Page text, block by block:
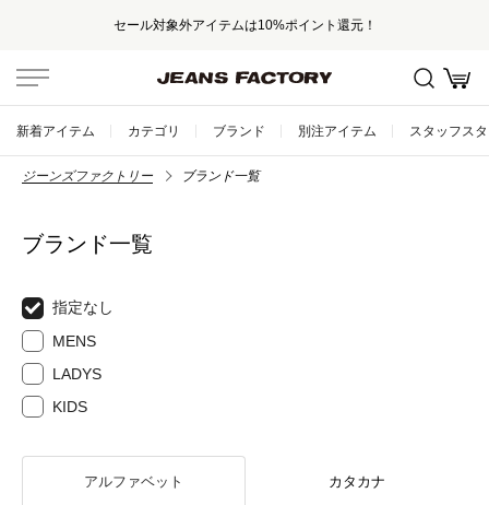
セール対象外アイテムは10%ポイント還元！
新着アイテム カテゴリ ブランド 別注アイテム スタッフス
ジーンズファクトリー ブランド一覧
ブランド一覧
指定なし
MENS
LADYS
KIDS
アルファベット カタカナ